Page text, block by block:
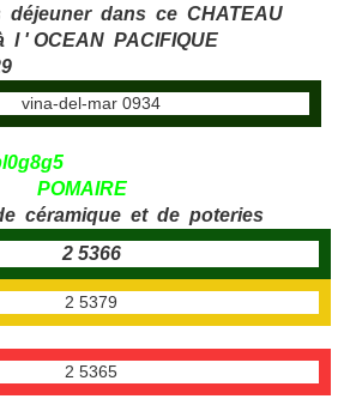
déjeuner dans ce CHATEAU
l ' OCEAN PACIFIQUE
POMAIRE
céramique et de poteries